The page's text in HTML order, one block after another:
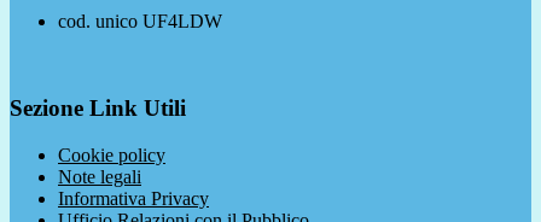
cod. unico UF4LDW
Sezione Link Utili
Cookie policy
Note legali
Informativa Privacy